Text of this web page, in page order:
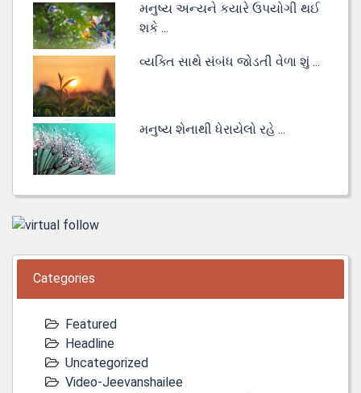
મનુષ્ય અન્યને કયારે ઉપયોગી થઈ
શકે ...
વ્યક્તિ સાથે સંબંધ જોડતી વેળા શું ...
મનુષ્ય શેનાથી ધેરાયેલો રહે ...
Categories
Featured
Headline
Uncategorized
Video-Jeevanshailee